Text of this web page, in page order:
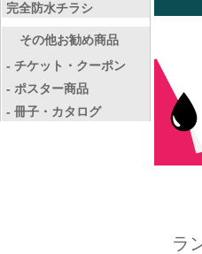
完全防水チラシ
その他お勧め商品
- チケット・クーポン
- ポスター商品
- 冊子・カタログ
ラ